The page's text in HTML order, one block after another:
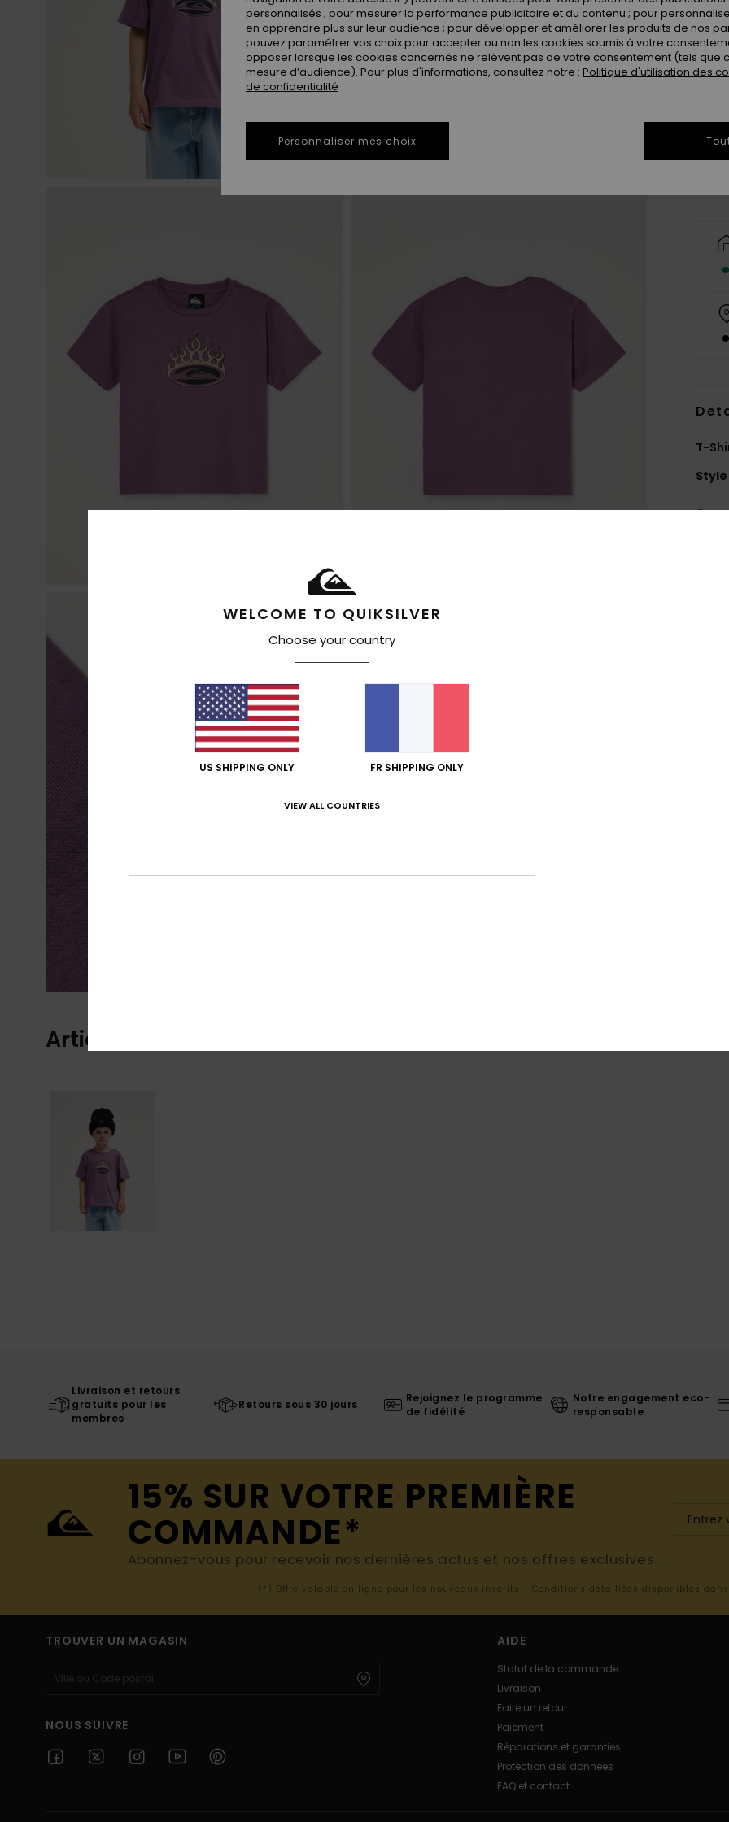
T-
Style
Articles vus récemment
Livraison et retours
gratuits pour les
membres
Retours sous 30 jours
Rejoignez le programme
de fidélité
Notre engagement eco-
responsable
15% SUR VOTRE PREMIÈRE
COMMANDE*
Abonnez-vous pour recevoir nos dernières actus et nos offres exclusives.
(*) Offre valable en ligne pour les nouveaux inscrits - Conditions détaillées disponibles
TROUVER UN MAGASIN
NOUS SUIVRE
AIDE
Statut de la commande
Livraison
Faire un retour
Paiement
Réparations et garanties
Protection des données
FAQ et contact
WELCOME TO QUIKSILVER
Choose your country
US SHIPPING ONLY FR SHIPPING ONLY
VIEW ALL COUNTRIES
personnalisés ; pour mesurer la performance publicitaire et du contenu ; pour
en apprendre plus sur leur audience ; pour développer et améliorer les produits de nos
pouvez paramétrer vos choix pour accepter ou non les cookies soumis à votre
opposer lorsque les cookies concernés ne relèvent pas de votre consentement (tels que
mesure d’audience). Pour plus d'informations, consultez notre : Politique d'utilisation des
de confidentialité
Personnaliser mes choix